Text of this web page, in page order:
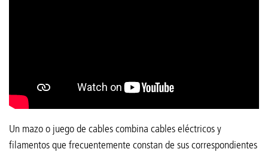
Un mazo o juego de cables combina cables eléctricos y
filamentos que frecuentemente constan de sus correspondientes